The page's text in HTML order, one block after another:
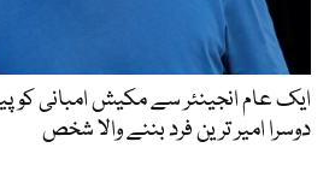
ایک عام انجینئر سے مکیش امبانی کو
دوسرا امیر ترین فرد بننے والا شخص